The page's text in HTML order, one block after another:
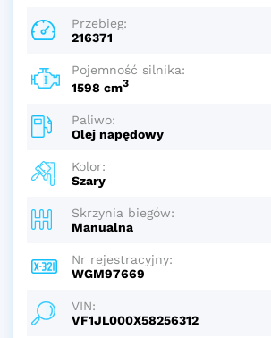
Przebieg:
216371
Pojemność silnika:
1598 cm3
Paliwo:
Olej napędowy
Kolor:
Szary
Skrzynia biegów:
Manualna
Nr rejestracyjny:
WGM97669
VIN:
VF1JL000X58256312